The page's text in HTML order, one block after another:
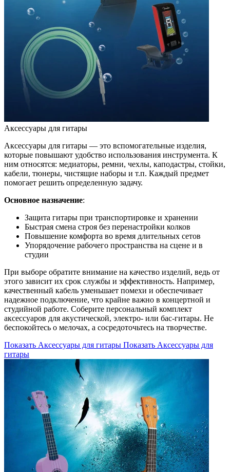
Аксессуары для гитары
Аксессуары для гитары — это вспомогательные изделия,
которые повышают удобство использования инструмента. К
ним относятся: медиаторы, ремни, чехлы, каподастры, стойки,
кабели, тюнеры, чистящие наборы и т.п. Каждый предмет
помогает решить определенную задачу.
Основное назначение:
Защита гитары при транспортировке и хранении
Быстрая смена строя без перенастройки колков
Повышение комфорта во время длительных сетов
Упорядочение рабочего пространства на сцене и в
студии
При выборе обратите внимание на качество изделий, ведь от
этого зависит их срок службы и эффективность. Например,
качественный кабель уменьшает помехи и обеспечивает
надежное подключение, что крайне важно в концертной и
студийной работе. Соберите персональный комплект
аксессуаров для акустической, электро- или бас-гитары. Не
беспокойтесь о мелочах, а сосредоточьтесь на творчестве.
Показать Аксессуары для гитары Показать Аксессуары для
гитары